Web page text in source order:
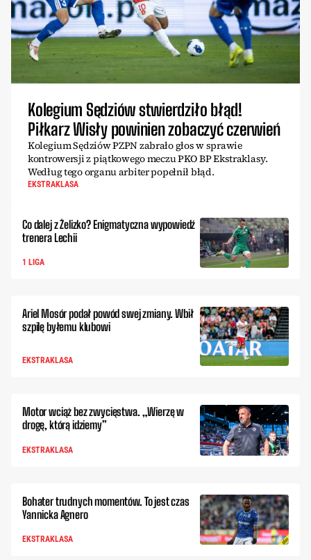
Kolegium Sędziów stwierdziło błąd!
Piłkarz Wisły powinien zobaczyć czerwień
Kolegium Sędziów PZPN zabrało głos w sprawie
kontrowersji z piątkowego meczu PKO BP Ekstraklasy.
Według tego organu arbiter popełnił błąd.
EKSTRAKLASA
Co dalej z Żelizko? Enigmatyczna wypowiedź
trenera Lechii
1 LIGA
Ariel Mosór podał powód swej zmiany. Wbił
szpilę byłemu klubowi
EKSTRAKLASA
Motor wciąż bez zwycięstwa. „Wierzę w
drogę, którą idziemy”
EKSTRAKLASA
Bohater trudnych momentów. To jest czas
Yannicka Agnero
EKSTRAKLASA